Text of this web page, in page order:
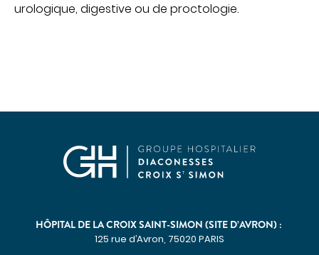
Les projets
Cancérologie
Maladies auto-immunes rares
Maladies lysosomales
PARCOURS DE SOINS COORDONNÉS
urologique, digestive ou de proctologie.
HÔPITAL DE LA CROIX SAINT-SIMON (SITE D’AVRON) :
125 rue d’Avron, 75020 PARIS